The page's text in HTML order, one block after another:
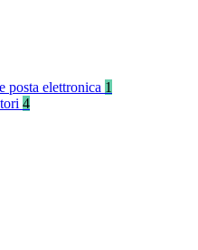
posta elettronica 1
4